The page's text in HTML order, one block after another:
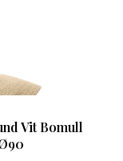
Vit Bomull